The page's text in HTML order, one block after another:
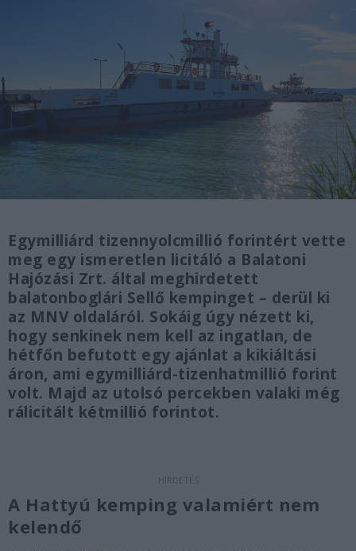
Egymilliárd tizennyolcmillió forintért vette
meg egy ismeretlen licitáló a Balatoni
Hajózási Zrt. által meghirdetett
balatonboglári Sellő kempinget – derül ki
az MNV oldaláról. Sokáig úgy nézett ki,
hogy senkinek nem kell az ingatlan, de
hétfőn befutott egy ajánlat a kikiáltási
áron, ami egymilliárd-tizenhatmillió forint
volt. Majd az utolsó percekben valaki még
rálicitált kétmillió forintot.
A Hattyú kemping valamiért nem
kelendő